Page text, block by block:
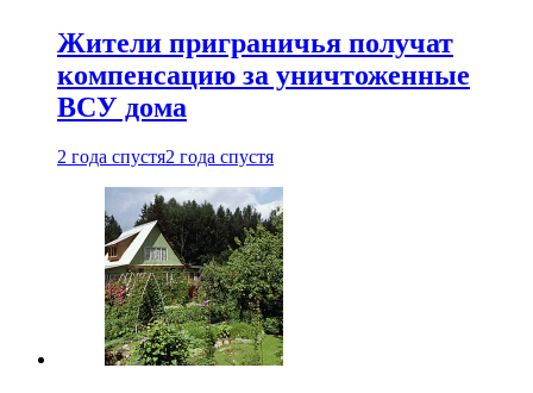
Жители приграничья получат
компенсацию за уничтоженные
ВСУ дома
2 года спустя2 года спустя